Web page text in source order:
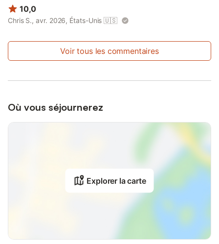
10,0
Chris S., avr. 2026, États-Unis 🇺🇸
Voir tous les commentaires
Où vous séjournerez
Explorer la carte